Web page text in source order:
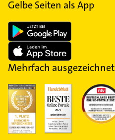
Gelbe Seiten als App
Mehrfach ausgezeichnet